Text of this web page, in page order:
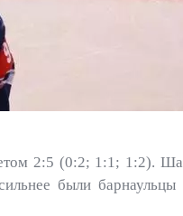
2:5 (0:2; 1:1; 1:2).
были